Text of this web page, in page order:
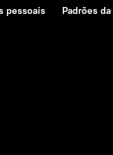
pessoais Padrões